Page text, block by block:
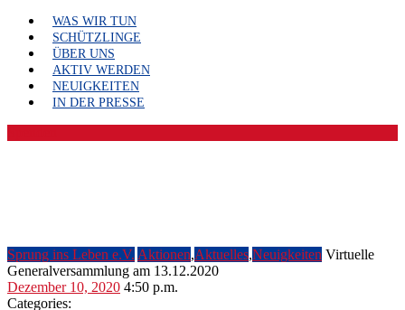
WAS WIR TUN
SCHÜTZLINGE
ÜBER UNS
AKTIV WERDEN
NEUIGKEITEN
IN DER PRESSE
Sprung ins Leben e.V. Aktionen,Aktuelles,Neuigkeiten Virtuelle
Generalversammlung am 13.12.2020
Dezember 10, 2020Dezember
4:50 p.m.
Categories: